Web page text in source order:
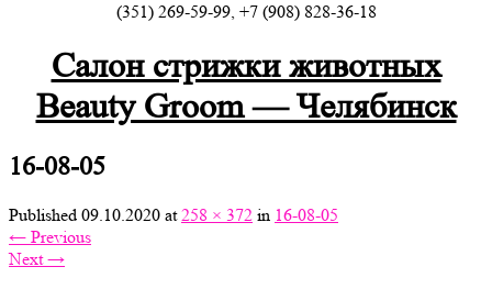
(351) 269-59-99, +7 (908) 828-36-18
Салон стрижки животных
Beauty Groom — Челябинск
16-08-05
Published 09.10.2020 at258 × 372 in 16-08-05
← Previous
Next→